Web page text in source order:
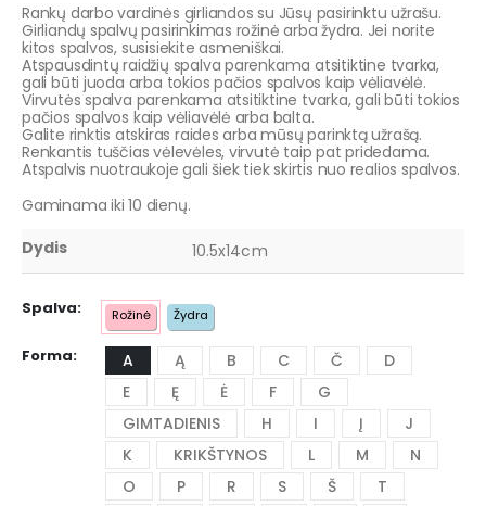
Rankų darbo vardinės girliandos su Jūsų pasirinktu užrašu.
Girliandų spalvų pasirinkimas rožinė arba žydra. Jei norite
kitos spalvos, susisiekite asmeniškai.
Atspausdintų raidžių spalva parenkama atsitiktine tvarka,
gali būti juoda arba tokios pačios spalvos kaip vėliavėlė.
Virvutės spalva parenkama atsitiktine tvarka, gali būti tokios
pačios spalvos kaip vėliavėlė arba balta.
Galite rinktis atskiras raides arba mūsų parinktą užrašą.
Renkantis tuščias vėlevėles, virvutė taip pat pridedama.
Atspalvis nuotraukoje gali šiek tiek skirtis nuo realios spalvos.
Gaminama iki 10 dienų.
Dydis
10.5x14cm
Spalva Rožinė Žydra
Forma A Ą B C Č
D
E
Ę Ė F
G
GIMTADIENIS
H I Į
J
K
KRIKŠTYNOS L M
N
O
P R S Š
T